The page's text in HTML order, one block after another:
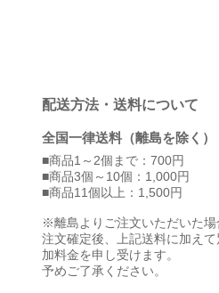
配送方法・送料について
全国一律送料（離島を除く）
■商品1～2個まで：700円
■商品3個～10個：1,000円
■商品11個以上：1,500円
※離島よりご注文いただいた場
注文確定後、上記送料に加えて
加料金を申し受けます。
予めご了承ください。